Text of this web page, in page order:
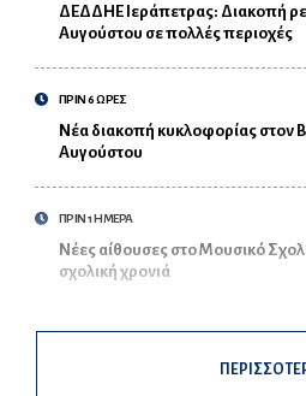
ΔΕΔΔΗΕ Ιεράπετρας: Διακοπή
Αυγούστου σε πολλές περιοχές
ΠΡΙΝ 6 ΩΡΕΣ
Νέα διακοπή κυκλοφορίας στον
Αυγούστου
ΠΡΙΝ 1 ΗΜΕΡΑ
Νέες αίθουσες στο Μουσικό
σχολική χρονιά